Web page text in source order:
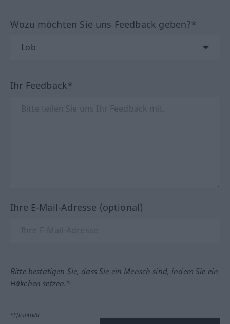
Wozu möchten Sie uns Feedback geben?*
Ihr Feedback*
Ihre E-Mail-Adresse (optional)
Bitte bestätigen Sie, dass Sie ein Mensch sind, indem Sie ein
Häkchen setzen.*
*Pflichtfeld